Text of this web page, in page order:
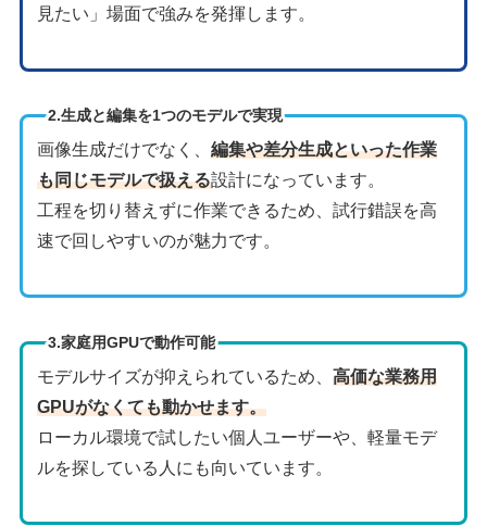
見たい」場面で強みを発揮します。
2.生成と編集を1つのモデルで実現
画像生成だけでなく、編集や差分生成といった作業
も同じモデルで扱える設計になっています。
工程を切り替えずに作業できるため、試行錯誤を高
速で回しやすいのが魅力です。
3.家庭用GPUで動作可能
モデルサイズが抑えられているため、高価な業務用
GPUがなくても動かせます。
ローカル環境で試したい個人ユーザーや、軽量モデ
ルを探している人にも向いています。